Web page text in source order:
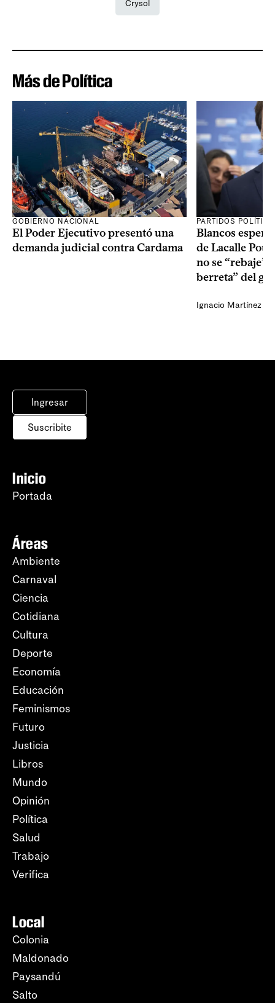
Crysol
Más de Política
GOBIERNO NACIONAL
El Poder Ejecutivo presentó una
demanda judicial contra Cardama
PARTIDOS
Blancos
de Lacalle Pou
no se “rebaje”
berreta” del
Ignacio Martínez
Ingresar
Suscribite
Inicio
Portada
Áreas
Ambiente
Carnaval
Ciencia
Cotidiana
Cultura
Deporte
Economía
Educación
Feminismos
Futuro
Justicia
Libros
Mundo
Opinión
Política
Salud
Trabajo
Verifica
Local
Colonia
Maldonado
Paysandú
Salto